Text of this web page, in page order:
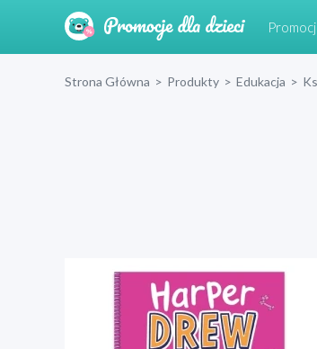
Strona Główna > Produkty > Edukacja >